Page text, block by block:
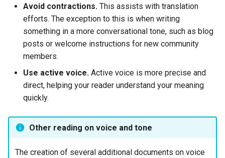
Avoid contractions. This assists with translation
efforts. The exception to this is when writing
something in a more conversational tone, such as blog
posts or welcome instructions for new community
members.
Use active voice. Active voice is more precise and
direct, helping your reader understand your meaning
quickly.
Other reading on voice and tone
The creation of several additional documents on voice